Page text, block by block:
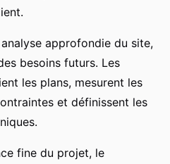
approfondie du site,
besoins futurs. Les
les plans, mesurent les
et définissent les
fine du projet, le